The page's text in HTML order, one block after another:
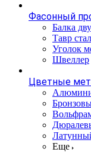
Фасонный
Балка
Тавр
Уголок
Швеллер
Цветные
Еще